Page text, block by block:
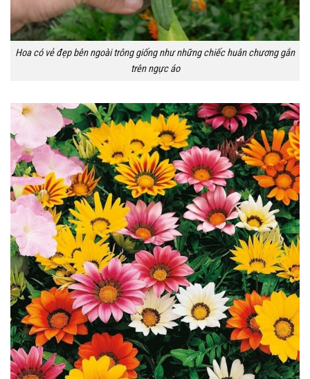
Hoa có vẻ đẹp bên ngoài trông giống như những chiếc huân chương gắn
trên ngực áo